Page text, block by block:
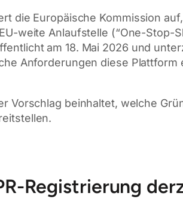
die Europäische Kommission
weite Anlaufstelle (“One-
am 18. Mai 2026 und
Anforderungen diese
Vorschlag beinhaltet, welche
Registrierung